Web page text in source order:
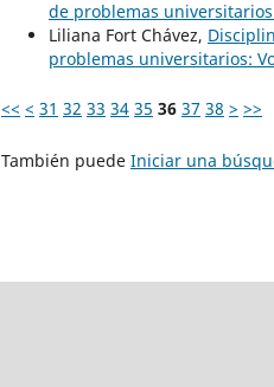
de problemas
Liliana Fort Chávez,
problemas universitarios:
<< < 31 32 33 34 35 36 37 38 > >>
También puede Iniciar una